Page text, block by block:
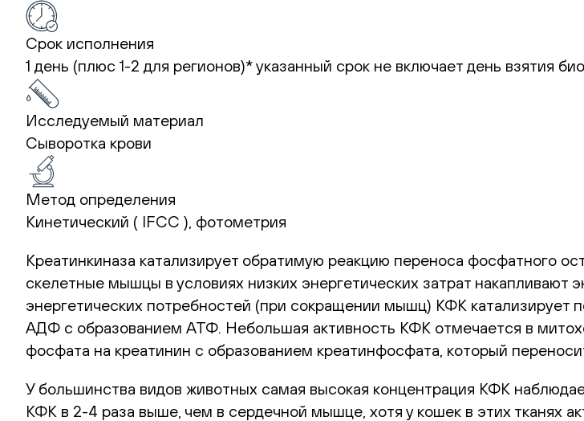
Срок исполнения
1 день (плюс 1-2 для регионов)*указанный срок не включает день взятия
Исследуемый материал
Сыворотка крови
Метод определения
Кинетический ( IFCC ), фотометрия
Креатинкиназа катализирует обратимую реакцию переноса фосфатного
скелетные мышцы в условиях низких энергетических затрат накапливают
энергетических потребностей (при сокращении мышц) КФК катализирует
АДФ с образованием АТФ. Небольшая активность КФК отмечается в
фосфата на креатинин с образованием креатинфосфата, который
У большинства видов животных самая высокая концентрация КФК
КФК в 2-4 раза выше, чем в сердечной мышце, хотя у кошек в этих тканях